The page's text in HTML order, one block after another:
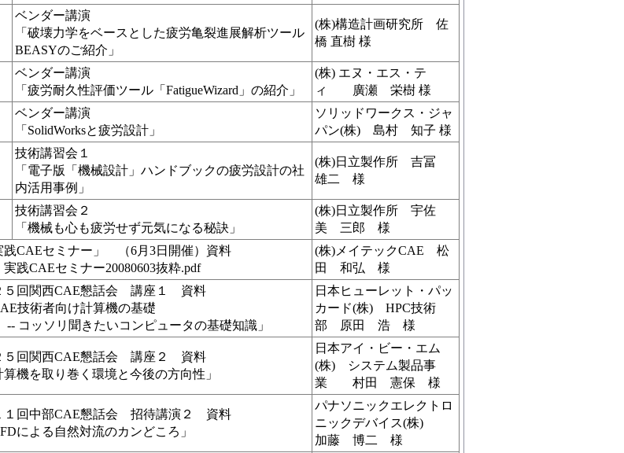
ベンダー講演
「破壊力学をベースとした疲労亀裂進展解析ツール
BEASYのご紹介」
(株)構造計画研究所 佐
橋 直樹 様
ベンダー講演
「疲労耐久性評価ツール「FatigueWizard」の紹介」
(株) エヌ・エス・テ
ィ 廣瀬 栄樹 様
ベンダー講演
「SolidWorksと疲労設計」
ソリッドワークス・ジャ
パン(株) 島村 知子 様
技術講習会１
「電子版「機械設計」ハンドブックの疲労設計の社
内活用事例」
(株)日立製作所 吉冨
雄二 様
技術講習会２
「機械も心も疲労せず元気になる秘訣」
(株)日立製作所 宇佐
美 三郎 様
践CAEセミナー」 （6月3日開催）資料
CAEセミナー20080603抜粋.pdf
(株)メイテックCAE 松
田 和弘 様
５回関西CAE懇話会 講座１ 資料
技術者向け計算機の基礎
ッソリ聞きたいコンピュータの基礎知識」
日本ヒューレット・パッ
カード(株) HPC技術
部 原田 浩 様
５回関西CAE懇話会 講座２ 資料
算機を取り巻く環境と今後の方向性」
日本アイ・ビー・エム
(株) システム製品事
業 村田 憲保 様
１回中部CAE懇話会 招待講演２ 資料
による自然対流のカンどころ」
パナソニックエレクトロ
ニックデバイス(株)
加藤 博二 様